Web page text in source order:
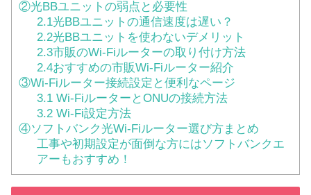
②光BBユニットの弱点と必要性
2.1光BBユニットの通信速度は遅い？
2.2光BBユニットを使わないデメリット
2.3市販のWi-Fiルーターの取り付け方法
2.4おすすめの市販Wi-Fiルーター紹介
③Wi-Fiルーター接続設定と便利なページ
3.1 Wi-FiルーターとONUの接続方法
3.2 Wi-Fi設定方法
④ソフトバンク光Wi-Fiルーター選び方まとめ
工事や初期設定が面倒な方にはソフトバンクエ
アーもおすすめ！